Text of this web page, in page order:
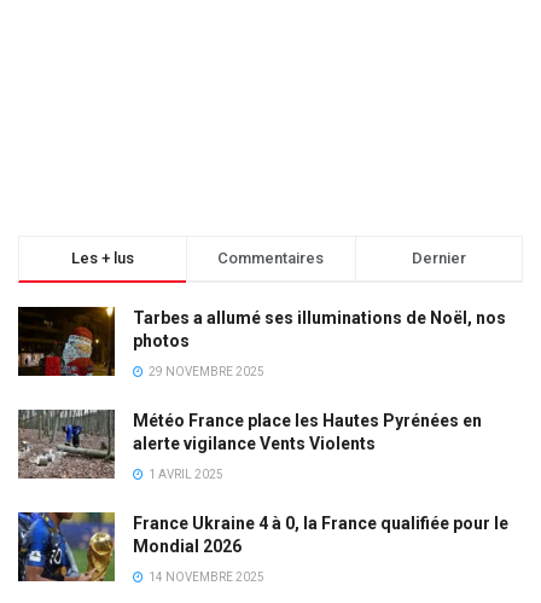
Les + lus Commentaires Dernier
Tarbes a allumé ses illuminations de Noël, nos
photos
29 NOVEMBRE 2025
Météo France place les Hautes Pyrénées en
alerte vigilance Vents Violents
1 AVRIL 2025
France Ukraine 4 à 0, la France qualifiée pour le
Mondial 2026
14 NOVEMBRE 2025